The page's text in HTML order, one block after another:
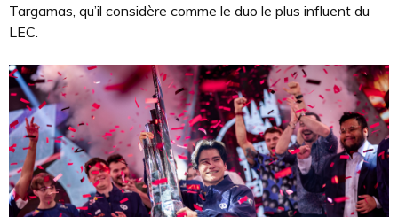
Targamas, qu’il considère comme le duo le plus influent du
LEC.